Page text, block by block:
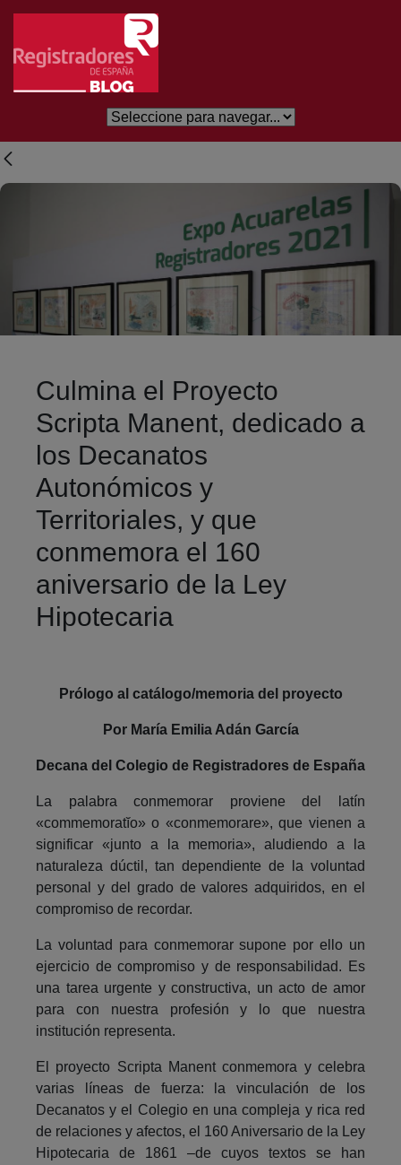
Salta al contingut principal
Culmina el Proyecto
Scripta Manent, dedicado a
los Decanatos
Autonómicos y
Territoriales, y que
conmemora el 160
aniversario de la Ley
Hipotecaria
Prólogo al catálogo/memoria del proyecto
Por María Emilia Adán García
Decana del Colegio de Registradores de España
La palabra conmemorar proviene del latín
«commemoratĭo» o «conmemorare», que vienen a
significar «junto a la memoria», aludiendo a la
naturaleza dúctil, tan dependiente de la voluntad
personal y del grado de valores adquiridos, en el
compromiso de recordar.
La voluntad para conmemorar supone por ello un
ejercicio de compromiso y de responsabilidad. Es
una tarea urgente y constructiva, un acto de amor
para con nuestra profesión y lo que nuestra
institución representa.
El proyecto Scripta Manent conmemora y celebra
varias líneas de fuerza: la vinculación de los
Decanatos y el Colegio en una compleja y rica red
de relaciones y afectos, el 160 Aniversario de la Ley
Hipotecaria de 1861 –de cuyos textos se han